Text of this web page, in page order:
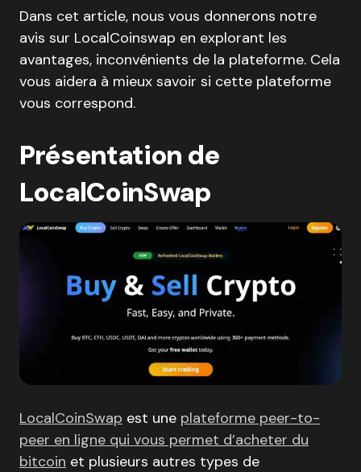
Dans cet article, nous vous donnerons notre
avis sur LocalCoinswap en explorant les
avantages, inconvénients de la plateforme. Cela
vous aidera à mieux savoir si cette plateforme
vous correspond.
Présentation de
LocalCoinSwap
LocalCoinSwap est une plateforme peer-to-
peer en ligne qui vous permet d’acheter du
bitcoin et plusieurs autres types de